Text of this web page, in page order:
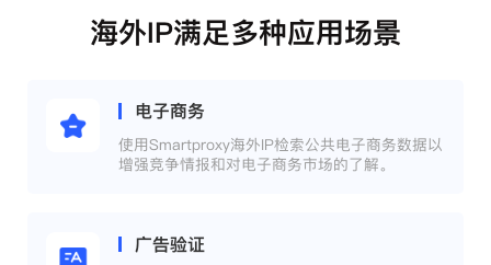
海外IP满足多种应用场景
电子商务
使用Smartproxy海外IP检索公共电子商务数据以
增强竞争情报和对电子商务市场的了解。
广告验证